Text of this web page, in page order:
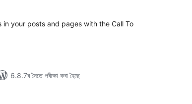
your posts and pages with the Call To
6.8.7ৰ সৈতে পৰীক্ষা কৰা হৈছে